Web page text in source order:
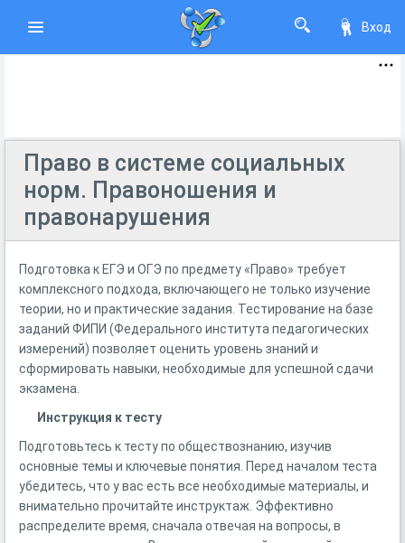
Вход
Право в системе социальных
норм. Правоношения и
правонарушения
Подготовка к ЕГЭ и ОГЭ по предмету «Право» требует
комплексного подхода, включающего не только изучение
теории, но и практические задания. Тестирование на базе
заданий ФИПИ (Федерального института педагогических
измерений) позволяет оценить уровень знаний и
сформировать навыки, необходимые для успешной сдачи
экзамена.
Инструкция к тесту
Подготовьтесь к тесту по обществознанию, изучив
основные темы и ключевые понятия. Перед началом теста
убедитесь, что у вас есть все необходимые материалы, и
внимательно прочитайте инструктаж. Эффективно
распределите время, сначала отвечая на вопросы, в